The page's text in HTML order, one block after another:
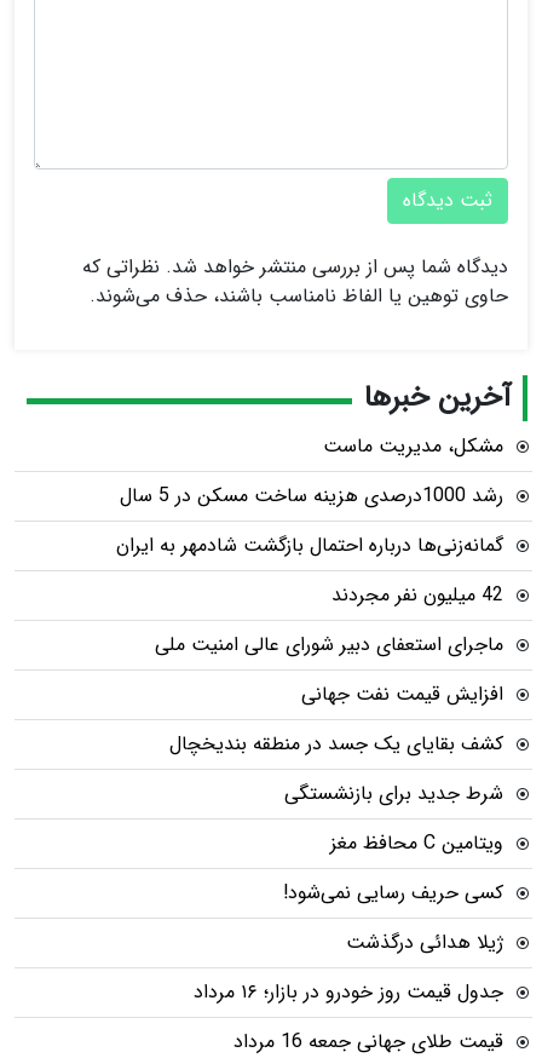
ثبت دیدگاه
دیدگاه شما پس از بررسی منتشر خواهد شد. نظراتی که
حاوی توهین یا الفاظ نامناسب باشند، حذف می‌شوند.
آخرین خبرها
مشکل، مدیریت ماست
رشد 1000درصدی هزینه ساخت مسکن در 5 سال
گمانه‌زنی‌ها درباره احتمال بازگشت شادمهر به ایران
42 میلیون نفر مجردند
ماجرای استعفای دبیر شورای عالی امنیت ملی
افزایش قیمت نفت جهانی
کشف بقایای یک جسد در منطقه بندیخچال
شرط جدید برای بازنشستگی
ویتامین C محافظ مغز
کسی حریف رسایی نمی‌شود!
ژیلا هدائی درگذشت
جدول قیمت روز خودرو در بازار؛ ۱۶ مرداد
قیمت طلای جهانی جمعه 16 مرداد